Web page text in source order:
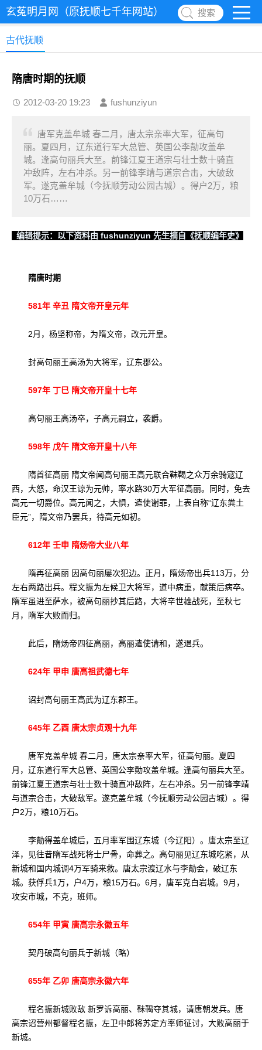
玄菟明月网（原抚顺七千年网站） 搜索
古代抚顺
隋唐时期的抚顺
2012-03-20 19:23 fushunziyun
唐军克盖牟城 春二月，唐太宗亲率大军，征高句
丽。夏四月，辽东道行军大总管、英国公李勣攻盖牟
城。逢高句丽兵大至。前锋江夏王道宗与壮士数十骑直
冲敌阵，左右冲杀。另一前锋李靖与道宗合击，大破敌
军。遂克盖牟城（今抚顺劳动公园古城）。得户2万，粮
10万石……
编辑提示：以下资料由 fushunziyun 先生摘自《抚顺编年史》
隋唐时期
581年 辛丑 隋文帝开皇元年
2月，杨坚称帝，为隋文帝，改元开皇。
封高句丽王高汤为大将军，辽东郡公。
597年 丁巳 隋文帝开皇十七年
高句丽王高汤卒，子高元嗣立，袭爵。
598年 戊午 隋文帝开皇十八年
隋首征高丽 隋文帝闻高句丽王高元联合靺鞨之众万余骑寇辽
西，大怒，命汉王谅为元帅，率水路30万大军征高丽。同时，免去
高元一切爵位。高元闻之，大惧，遣使谢罪，上表自称“辽东粪土
臣元”，隋文帝乃罢兵，待高元如初。
612年 壬申 隋炀帝大业八年
隋再征高丽 因高句丽屡次犯边。正月，隋炀帝出兵113万，分
左右两路出兵。程文振为左候卫大将军，道中病重，献策后病卒。
隋军虽进至萨水，被高句丽抄其后路，大将辛世雄战死，至秋七
月，隋军大败而归。
此后，隋炀帝四征高丽，高丽遣使请和，遂退兵。
624年 甲申 唐高祖武德七年
诏封高句丽王高武为辽东郡王。
645年 乙酉 唐太宗贞观十九年
唐军克盖牟城 春二月，唐太宗亲率大军，征高句丽。夏四
月，辽东道行军大总管、英国公李勣攻盖牟城。逢高句丽兵大至。
前锋江夏王道宗与壮士数十骑直冲敌阵，左右冲杀。另一前锋李靖
与道宗合击，大破敌军。遂克盖牟城（今抚顺劳动公园古城）。得
户2万，粮10万石。
李勣得盖牟城后，五月率军围辽东城（今辽阳）。唐太宗至辽
泽，见往昔隋军战死将士尸骨，命葬之。高句丽见辽东城吃紧，从
新城和国内城调4万军骑来救。唐太宗渡辽水与李勣会，破辽东
城。获俘兵1万，户4万，粮15万石。6月，唐军克白岩城。9月，
攻安市城，不克，班师。
654年 甲寅 唐高宗永徽五年
契丹破高句丽兵于新城（略）
655年 乙卯 唐高宗永徽六年
程名振新城败敌 新罗诉高丽、靺鞨夺其城，请唐朝发兵。唐
高宗诏营州都督程名振，左卫中郎将苏定方率师征讨，大败高丽于
新城。